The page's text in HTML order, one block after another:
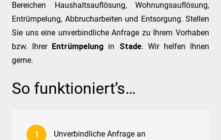
Bereichen Haushaltsauflösung, Wohnungsauflösung,
Entrümpelung, Abbrucharbeiten und Entsorgung. Stellen
Sie uns eine unverbindliche Anfrage zu Ihrem Vorhaben
bzw. Ihrer Entrümpelung in Stade. Wir helfen Ihnen
gerne.
So funktioniert’s…
Unverbindliche Anfrage an